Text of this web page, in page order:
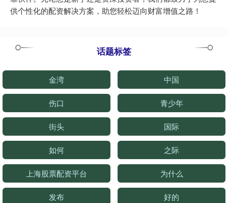
供个性化的配资解决方案，助您轻松迈向财富增值之路！
话题标签
金湾 中国
伤口 青少年
街头 国际
如何 之际
上海股票配资平台 为什么
发布 好的